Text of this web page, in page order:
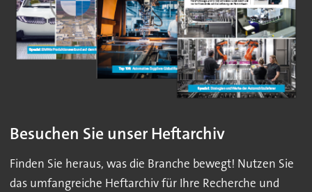
Besuchen Sie unser Heftarchiv
Finden Sie heraus, was die Branche bewegt! Nutzen Sie
das umfangreiche Heftarchiv für Ihre Recherche und